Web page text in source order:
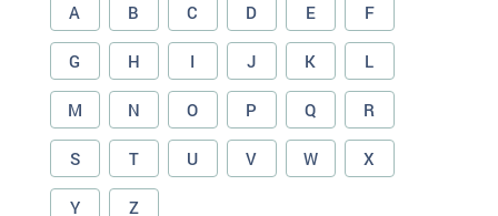
A B C D E F
G H I J K L
M N O P Q R
S T U V W X
Y Z